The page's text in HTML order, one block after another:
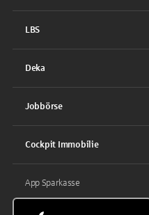
LBS
Deka
Jobbörse
Cockpit Immobilie
App Sparkasse